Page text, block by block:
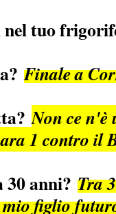
nel tuo
Finale a
Non ce n'è
1 contro il
anni? Tra
figlio